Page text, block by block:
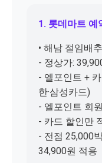
1. 롯데마트 예
• 해남 절임배
- 정상가:
- 엘포인트 +
한·삼성카드)
- 엘포인트 회
- 카드 할인만
- 전점 25,000
34,900원 적용